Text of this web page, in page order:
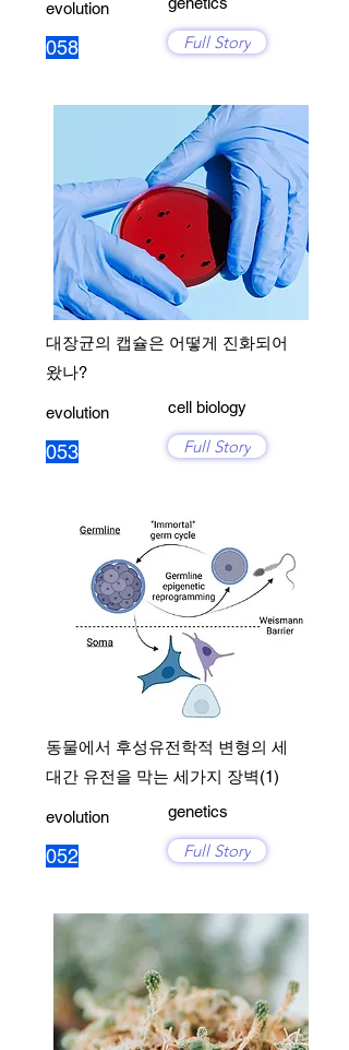
evolution
058 Full Story
대장균의 캡슐은 어떻게 진화되어
왔나?
evolution
053
cell biology
Full Story
동물에서 후성유전학적 변형의 세
대간 유전을 막는 세가지 장벽(1)
evolution
052
genetics
Full Story